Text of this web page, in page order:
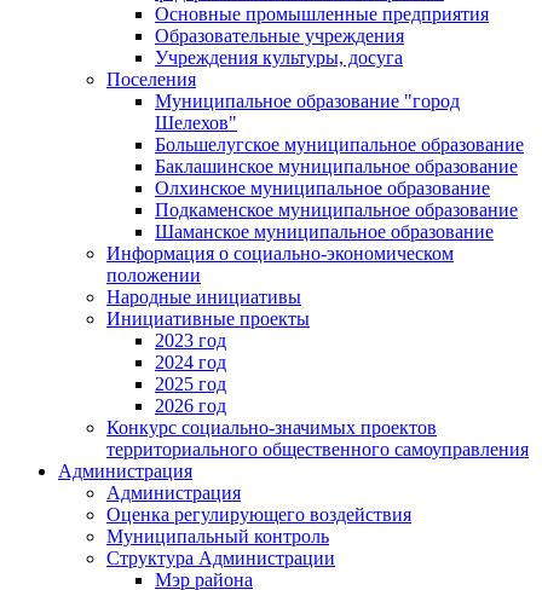
Основные промышленные предприятия
Образовательные учреждения
Учреждения культуры, досуга
Поселения
Муниципальное образование "город
Шелехов"
Большелугское муниципальное образование
Баклашинское муниципальное образование
Олхинское муниципальное образование
Подкаменское муниципальное образование
Шаманское муниципальное образование
Информация о социально-экономическом
положении
Народные инициативы
Инициативные проекты
2023 год
2024 год
2025 год
2026 год
Конкурс социально-значимых проектов
территориального общественного самоуправления
Администрация
Администрация
Оценка регулирующего воздействия
Муниципальный контроль
Структура Администрации
Мэр района